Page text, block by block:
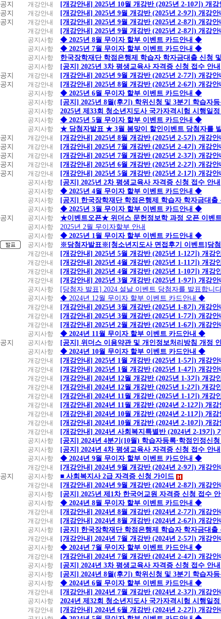
공지
개강안내
[개강안내] 2025년 10월 개강반 (2025년 2-10기) 개강
공지
개강안내
[개강안내] 2025년 9월 개강반 (2025년 2-9기) 개강안
공지
개강안내
[개강안내] 2025년 9월 개강반 (2025년 2-8기) 개강안
개강안내
[개강안내] 2025년 9월 개강반 (2025년 2-8기) 개강안
공지사항
◆ 2025년 8월 무이자 할부 이벤트 카드안내 ◆
공지사항
◆ 2025년 7월 무이자 할부 이벤트 카드안내 ◆
공지사항
한국장학재단 학점은행제 학습자 학자금대출 신청
공지사항
[공지] 2025년 3차 평생교육사 자격증 신청 접수 안내
공지
개강안내
[개강안내] 2025년 9월 개강반 (2025년 2-7기) 개강안
공지
개강안내
[개강안내] 2025년 8월 개강반 (2025년 2-6기) 개강안
공지사항
◆ 2025년 6월 무이자 할부 이벤트 카드안내 ◆
공지사항
[공지] 2025년 8월(후기) 학위신청 및 3분기 학습자
공지사항
2025년 제33회 청소년지도사 국가자격시험 시행일
공지사항
◆ 2025년 5월 무이자 할부 이벤트 카드안내 ◆
공지사항
★ 당첨자발표 ★ 3월 봄맞이 할인이벤트 당첨자를
공지
개강안내
[개강안내] 2025년 8월 개강반 (2025년 2-5기) 개강안
공지
개강안내
[개강안내] 2025년 7월 개강반 (2025년 2-4기) 개강안
공지
개강안내
[개강안내] 2025년 7월 개강반 (2025년 2-3기) 개강안
공지
개강안내
[개강안내] 2025년 6월 개강반 (2025년 2-2기) 개강안
공지
개강안내
[개강안내] 2025년 5월 개강반 (2025년 2-1기) 개강안
공지사항
[공지] 2025년 2차 평생교육사 자격증 신청 접수 안내
공지사항
◆ 2025년 4월 무이자 할부 이벤트 카드안내 ◆
공지사항
[공지] 한국장학재단 학점은행제 학습자 학자금대출
공지사항
◆ 2025년 3월 무이자 할부 이벤트 카드안내 ◆
공지
공지사항
★이벤트오픈★ 위더스 문헌정보학 과정 오픈 이벤
공지사항
2025년 2월 무이자할부 안내
공지사항
◆ 2025년 1월 무이자 할부 이벤트 카드안내 ◆
공지사항
※당첨자발표※[청소년지도사 면접후기 이벤트]당
개강안내
[개강안내] 2025년 5월 개강반 (2025년 1-12기) 개강
개강안내
[개강안내] 2025년 4월 개강반 (2025년 1-11기) 개강
개강안내
[개강안내] 2025년 4월 개강반 (2025년 1-10기) 개강
개강안내
[개강안내] 2025년 3월 개강반 (2025년 1-9기) 개강안
공지사항
[당첨자 발표] 2024 설날 이벤트 당첨자를 발표합니
공지사항
◆ 2024년 12월 무이자 할부 이벤트 카드안내 ◆
개강안내
[개강안내] 2025년 3월 개강반 (2025년 1-8기) 개강안
개강안내
[개강안내] 2025년 3월 개강반 (2025년 1-7기) 개강안
개강안내
[개강안내] 2025년 2월 개강반 (2025년 1-6기) 개강안
공지사항
◆ 2024년 11월 무이자 할부 이벤트 카드안내 ◆
공지
공지사항
[공지] 위더스 이용약관 및 개인정보처리방침 개정
공지사항
◆ 2024년 10월 무이자 할부 이벤트 카드안내 ◆
개강안내
[개강안내] 2025년 1월 개강반 (2025년 1-5기) 개강안
개강안내
[개강안내] 2025년 1월 개강반 (2025년 1-4기) 개강안
개강안내
[개강안내] 2024년 12월 개강반 (2025년 1-3기) 개강
개강안내
[개강안내] 2024년 12월 개강반 (2025년 1-2기) 개강
개강안내
[개강안내] 2024년 11월 개강반 (2025년 1-1기) 개강
개강안내
[개강안내] 2024년 11월 개강반 (2024년 2-12기) 개강
개강안내
[개강안내] 2024년 10월 개강반 (2024년 2-11기) 개강
개강안내
[개강안내] 2024년 10월 개강반 (2024년 2-10기) 개강
개강안내
[개강안내] 2024년 사회복지특별반 (2024년 2-19기)
공지사항
[공지] 2024년 4분기(10월) 학습자등록·학점인정신
공지사항
[공지] 2024년 4차 평생교육사 자격증 신청 접수 안내
공지사항
◆ 2024년 9월 무이자 할부 이벤트 카드안내 ◆
개강안내
[개강안내] 2024년 9월 개강반 (2024년 2-9기) 개강안
공지
공지사항
■ 사회복지사 2급 자격증 신청 가이드
개강안내
[개강안내] 2024년 9월 개강반 (2024년 2-8기) 개강안
공지사항
[공지] 2025년 제1차 한국어교원 자격증 신청 접수
공지사항
◆ 2024년 8월 무이자 할부 이벤트 카드안내 ◆
개강안내
[개강안내] 2024년 8월 개강반 (2024년 2-7기) 개강안
개강안내
[개강안내] 2024년 8월 개강반 (2024년 2-6기) 개강안
공지사항
[공지] 한국장학재단 학점은행제 학습자 학자금대출
개강안내
[개강안내] 2024년 7월 개강반 (2024년 2-5기) 개강안
공지사항
◆ 2024년 7월 무이자 할부 이벤트 카드안내 ◆
개강안내
[개강안내] 2024년 7월 개강반 (2024년 2-4기) 개강안
공지사항
[공지] 2024년 3차 평생교육사 자격증 신청 접수 안내
공지사항
[공지] 2024년 8월(후기) 학위신청 및 3분기 학습자
공지사항
◆ 2024년 6월 무이자 할부 이벤트 카드안내 ◆
개강안내
[개강안내] 2024년 7월 개강반 (2024년 2-3기) 개강안
공지사항
2024년 제32회 청소년지도사 국가자격시험 시행일
개강안내
[개강안내] 2024년 6월 개강반 (2024년 2-2기) 개강안